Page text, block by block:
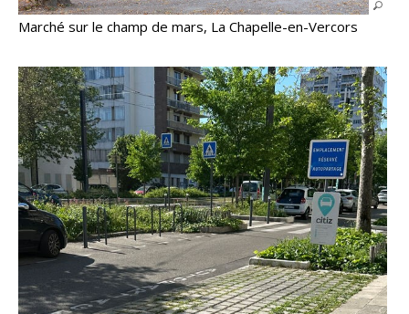
Marché sur le champ de mars, La Chapelle-en-Vercors